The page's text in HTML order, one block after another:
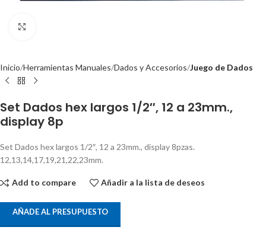
Inicio Herramientas Manuales Dados y Accesorios Juego de Dados
Set Dados hex largos 1/2″, 12 a 23mm.,
display 8p
Set Dados hex largos 1/2″, 12 a 23mm., display 8pzas.
12,13,14,17,19,21,22,23mm.
Add to compare Añadir a la lista de deseos
AÑADE AL PRESUPUESTO